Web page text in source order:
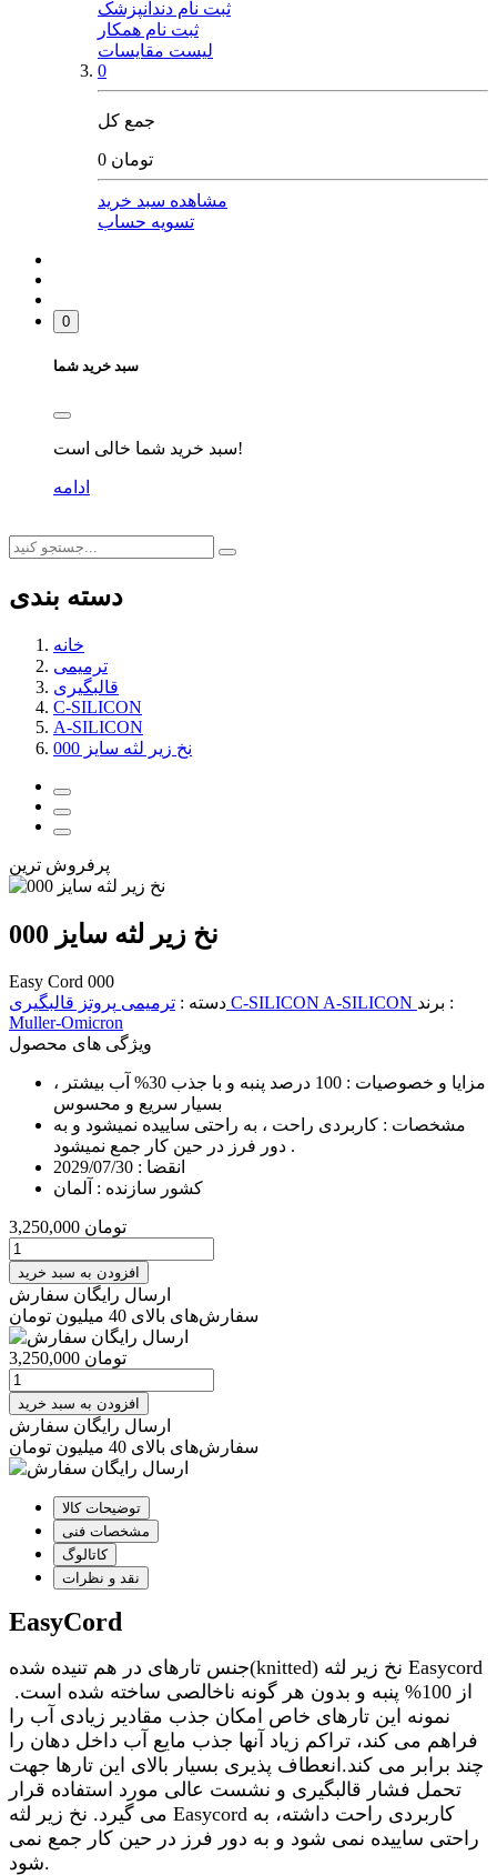
ثبت نام دندانپزشک
ثبت نام همکار
لیست مقایسات
0
جمع کل
0 تومان
مشاهده سبد خرید
تسویه حساب
0
سبد خرید شما
سبد خرید شما خالی است!
ادامه
دسته بندی
خانه
ترمیمی
قالبگیری
C-SILICON
A-SILICON
نخ زیر لثه سایز 000
پرفروش ترین
نخ زیر لثه سایز 000
Easy Cord 000
دسته : ترمیمی پروتز C-SILICON A-SILICON
برند :
Muller-Omicron
ویژگی های محصول
مزایا و خصوصیات :
100 درصد پنبه و با جذب 30% آب بیشتر ،
بسیار سریع و محسوس
مشخصات : کاربردی راحت ، به راحتی ساییده نمیشود و به
دور فرز در حین کار جمع نمیشود .
انقضا : 2029/07/30
کشور سازنده : آلمان
3,250,000 تومان
افزودن به سبد خرید
ارسال رایگان سفارش
سفارش‌های بالای 40 میلیون تومان
3,250,000 تومان
افزودن به سبد خرید
ارسال رایگان سفارش
سفارش‌های بالای 40 میلیون تومان
توضیحات کالا
مشخصات فنی
کاتالوگ
نقد و نظرات
EasyCord
جنس تارهای در هم تنیده شده(knitted) نخ زیر لثه Easycord
از 100% پنبه و بدون هر گونه ناخالصی ساخته شده است.
نمونه این تارهای خاص امکان جذب مقادیر زیادی آب را
فراهم می کند، تراکم زیاد آنها جذب مایع آب داخل دهان را
چند برابر می کند.انعطاف پذیری بسیار بالای این تارها جهت
تحمل فشار قالبگیری و نشست عالی مورد استفاده قرار
می گیرد. نخ زیر لثه Easycord کاربردی راحت داشته، به
راحتی ساییده نمی شود و به دور فرز در حین کار جمع نمی
شود.